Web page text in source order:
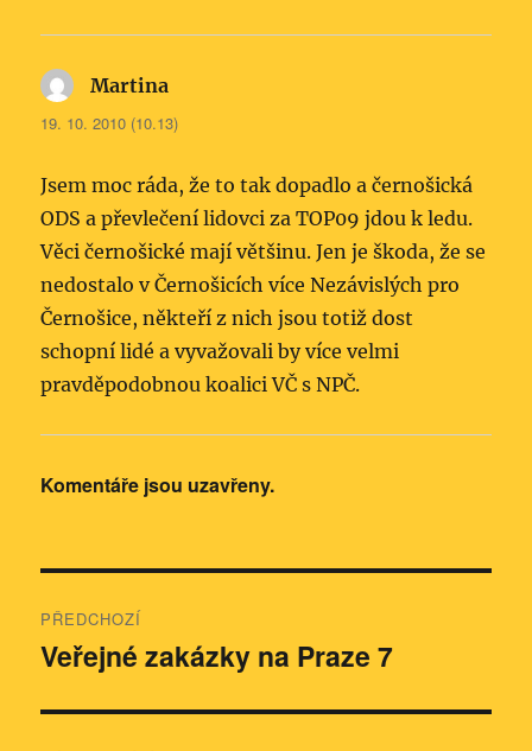
Martina
19. 10. 2010 (10.13)
Jsem moc ráda, že to tak dopadlo a černošická
ODS a převlečení lidovci za TOP09 jdou k ledu.
Věci černošické mají většinu. Jen je škoda, že se
nedostalo v Černošicích více Nezávislých pro
Černošice, někteří z nich jsou totiž dost
schopní lidé a vyvažovali by více velmi
pravděpodobnou koalici VČ s NPČ.
Komentáře jsou uzavřeny.
pro
PŘEDCHOZÍ
Předchozí
Veřejné zakázky na Praze 7